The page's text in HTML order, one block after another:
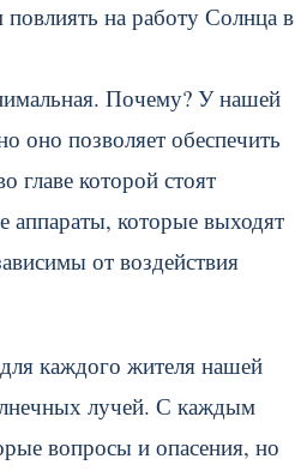
на работу Солнца в
Почему? У нашей
оно позволяет обеспечить
главе которой стоят
аппараты, которые выходят
от воздействия
каждого жителя нашей
лучей. С каждым
вопросы и опасения, но